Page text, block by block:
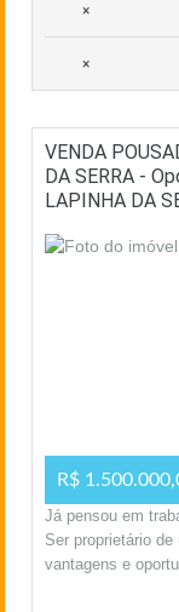
×
×
VENDA
DA SERRA -
LAPINHA DA
R$
Já pensou em
Ser proprietário
vantagens e